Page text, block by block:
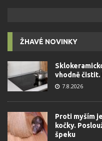
ŽHAVÉ NOVINKY
vhodně čistit.
7.8.2026
Proti myším
kočky.
špeku